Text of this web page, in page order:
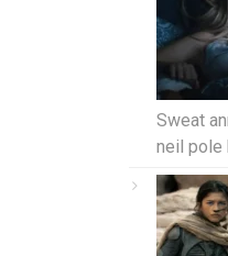
Sweat
neil pole